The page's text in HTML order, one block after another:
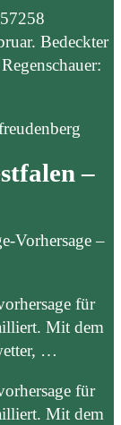
Bedeckter
–
Vorhersage –
für
Mit dem
…
für
Mit dem